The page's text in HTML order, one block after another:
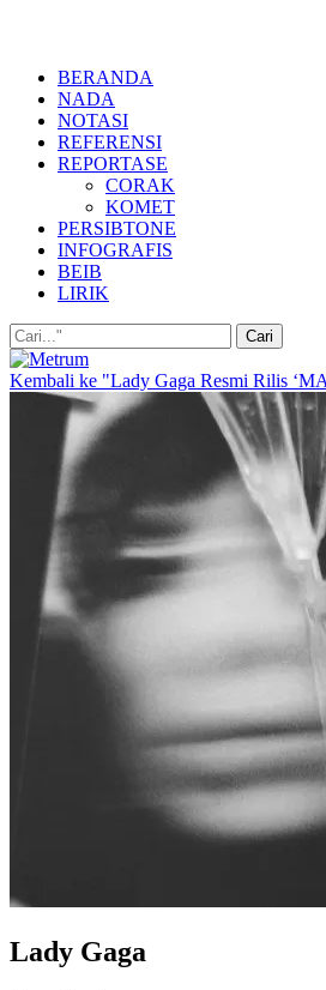
BERANDA
NADA
NOTASI
REFERENSI
REPORTASE
CORAK
KOMET
PERSIBTONE
INFOGRAFIS
BEIB
LIRIK
Kembali ke "Lady Gaga Resmi Rilis
Lady Gaga